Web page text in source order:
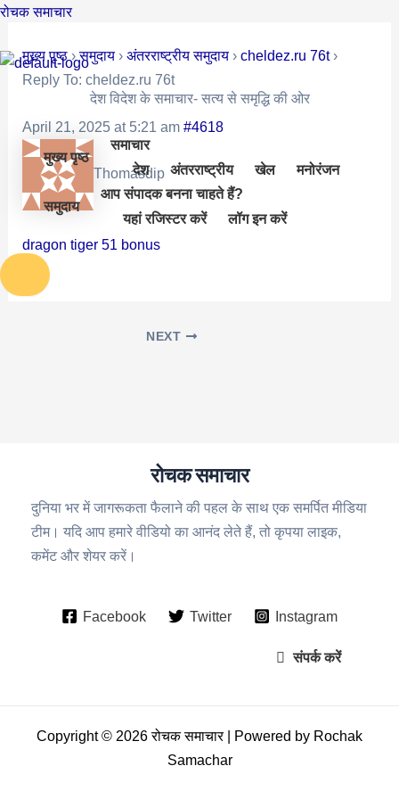
Skip
content
रोचक समाचार
देश विदेश के समाचार- सत्य से समृद्धि की ओर
मुख्य पृष्ठ
समाचार
देश
अंतरराष्ट्रीय खेल मनोरंजन
समुदाय
आप संपादक बनना चाहते हैं?
यहां रजिस्टर करें
लॉग इन करें
मुख्य पृष्ठ › समुदाय › अंतरराष्ट्रीय समुदाय › cheldez.ru 76t ›
Reply To: cheldez.ru 76t
April 21, 2025 at 5:21 am #4618
Thomasdip
dragon tiger 51 bonus
Post
NEXT
रोचक समाचार
दुनिया भर में जागरूकता फैलाने की पहल के साथ एक समर्पित मीडिया
टीम। यदि आप हमारे वीडियो का आनंद लेते हैं, तो कृपया लाइक,
कमेंट और शेयर करें।
Facebook Twitter Instagram
संपर्क करें
Copyright © 2026 रोचक समाचार | Powered by Rochak
Samachar